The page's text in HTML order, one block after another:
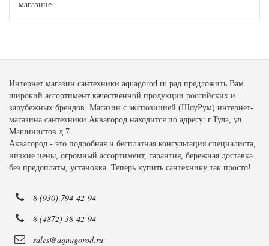
магазине.
Интернет магазин сантехники aquagorod.ru рад предложить Вам
широкий ассортимент качественной продукции российских и
зарубежных брендов. Магазин с экспозицией (ШоуРум) интернет-
магазина сантехники Аквагород находится по адресу: г.Тула, ул.
Машинистов д.7.
Аквагород - это подробная и бесплатная консультация специалиста,
низкие цены, огромный ассортимент, гарантия, бережная доставка
без предоплаты, установка. Теперь купить сантехнику так просто!
8 (930) 794-42-94
8 (4872) 38-42-94
sales@aquagorod.ru